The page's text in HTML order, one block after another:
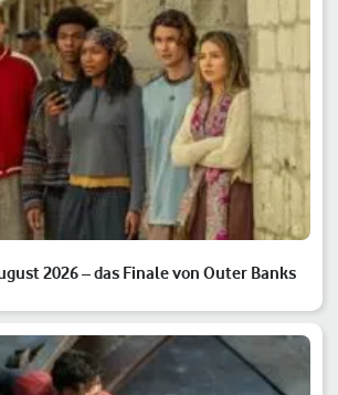
2026 – das Finale von Outer Banks